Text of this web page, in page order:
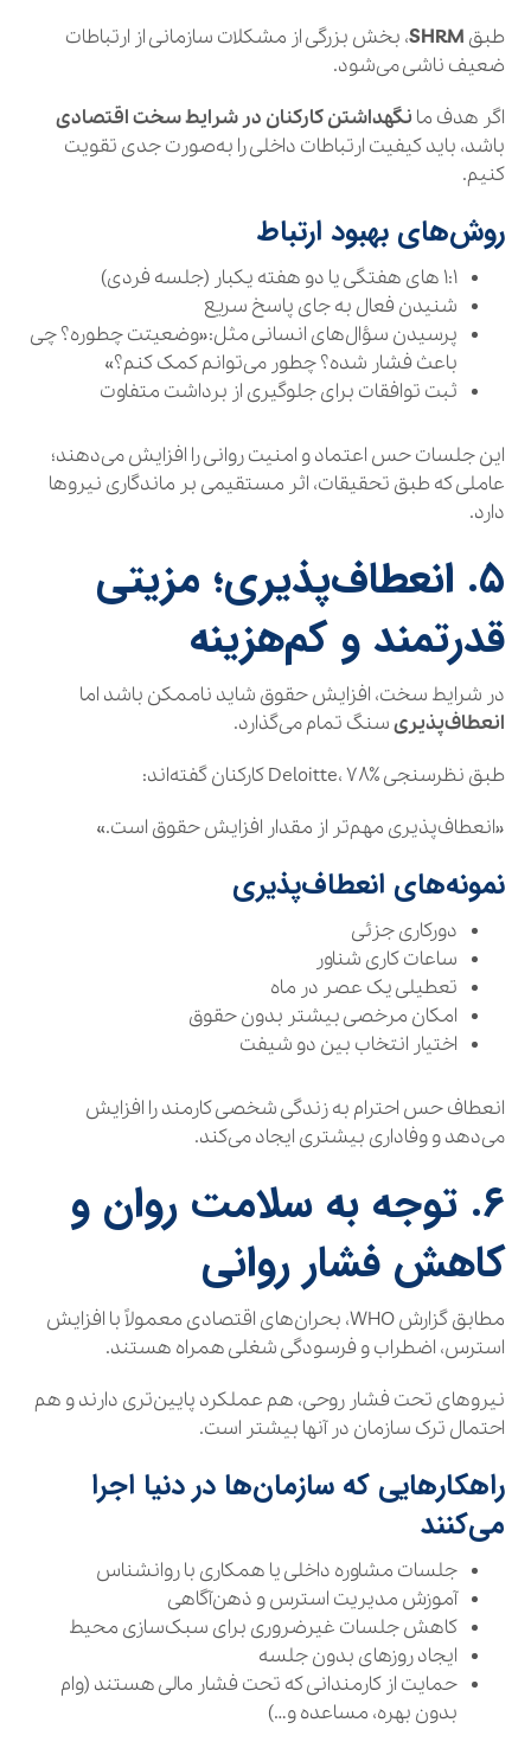
طبق SHRM، بخش بزرگی از مشکلات سازمانی از ارتباطات
ضعیف ناشی می‌شود.
اگر هدف ما نگهداشتن کارکنان در شرایط سخت اقتصادی
باشد، باید کیفیت ارتباطات داخلی را به‌صورت جدی تقویت
کنیم.
روش‌های بهبود ارتباط
۱:۱ های هفتگی یا دو هفته یکبار (جلسه فردی)
شنیدن فعال به جای پاسخ سریع
پرسیدن سؤال‌های انسانی مثل:«وضعیتت چطوره؟ چی
باعث فشار شده؟ چطور می‌توانم کمک کنم؟»
ثبت توافقات برای جلوگیری از برداشت متفاوت
این جلسات حس اعتماد و امنیت روانی را افزایش می‌دهند؛
عاملی که طبق تحقیقات، اثر مستقیمی بر ماندگاری نیروها
دارد.
۵. انعطاف‌پذیری؛ مزیتی
قدرتمند و کم‌هزینه
در شرایط سخت، افزایش حقوق شاید ناممکن باشد اما
انعطاف‌پذیریسنگ تمام می‌گذارد.
طبق نظرسنجی Deloitte، ۷۸٪ کارکنان گفته‌اند:
«انعطاف‌پذیری مهم‌تر از مقدار افزایش حقوق است.»
نمونه‌های انعطاف‌پذیری
دورکاری جزئی
ساعات کاری شناور
تعطیلی یک عصر در ماه
امکان مرخصی بیشتر بدون حقوق
اختیار انتخاب بین دو شیفت
انعطاف حس احترام به زندگی شخصی کارمند را افزایش
می‌دهد و وفاداری بیشتری ایجاد می‌کند.
۶. توجه به سلامت روان و
کاهش فشار روانی
مطابق گزارش WHO، بحران‌های اقتصادی معمولاً با افزایش
استرس، اضطراب و فرسودگی شغلی همراه هستند.
نیروهای تحت فشار روحی، هم عملکرد پایین‌تری دارند و هم
احتمال ترک سازمان در آنها بیشتر است.
راهکارهایی که سازمان‌ها در دنیا اجرا
می‌کنند
جلسات مشاوره داخلی یا همکاری با روانشناس
آموزش مدیریت استرس و ذهن‌آگاهی
کاهش جلسات غیرضروری برای سبک‌سازی محیط
ایجاد روزهای بدون جلسه
حمایت از کارمندانی که تحت فشار مالی هستند (وام
بدون بهره، مساعده و…)